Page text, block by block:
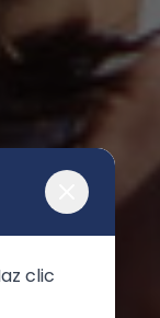
clic